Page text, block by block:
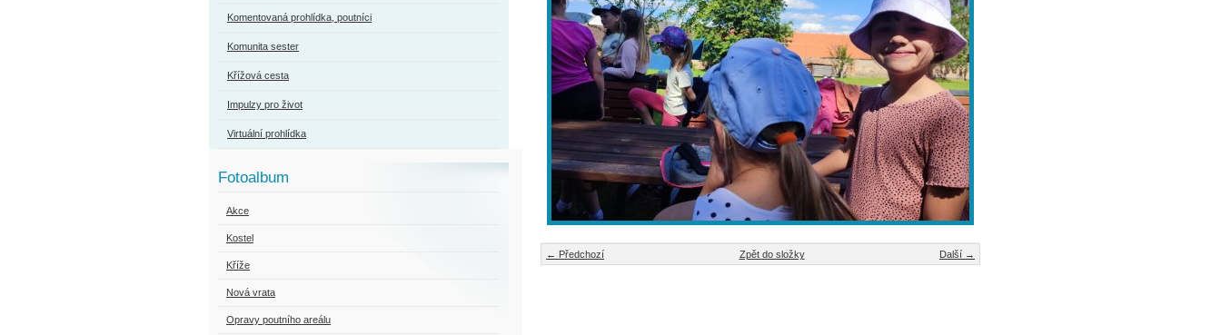
← Předchozí Další →
Zpět do složky
Komentovaná prohlídka, poutníci
Komunita sester
Křížová cesta
Impulzy pro život
Virtuální prohlídka
Fotoalbum
Akce
Kostel
Kříže
Nová vrata
Opravy poutního areálu